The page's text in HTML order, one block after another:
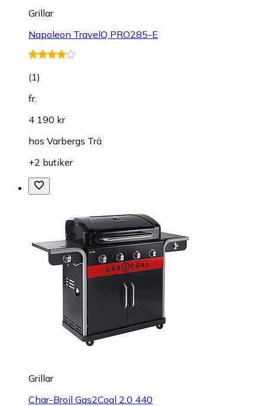
Grillar
Napoleon TravelQ PRO285-E
(1)
fr.
4 190 kr
hos Varbergs Trä
+2 butiker
Grillar
Char-Broil Gas2Coal 2.0 440